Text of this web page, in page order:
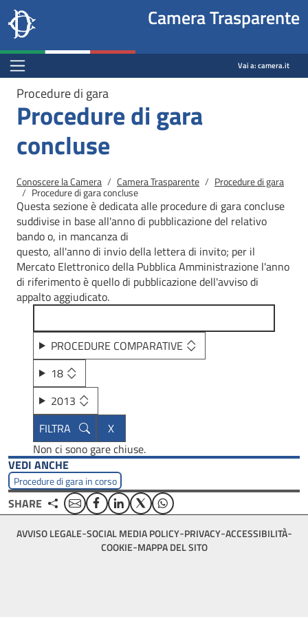
Salta al contenuto principale
Salta al menu di navigazione
Site
header
block
Camera dei deputati
Camera Trasparente
Menu Bar block
Vai a:camera.it
Procedure di gara
Procedure di gara
concluse
Briciole di pane
Conoscere la Camera Camera Trasparente Procedure di gara
Procedure di gara concluse
Questa sezione è dedicata alle procedure di gara concluse
suddivise in base all'anno di pubblicazione del relativo
bando o, in mancanza di
questo, all'anno di invio della lettera di invito; per il
Mercato Elettronico della Pubblica Amministrazione l'anno
di riferimento è quello di pubblicazione dell'avviso di
appalto aggiudicato.
PROCEDURE COMPARATIVE
18
2013
Non ci sono gare chiuse.
VEDI ANCHE
Procedure di gara in corso
SHARE EmailFacebookLinkedinTwitterWhatsApp
Footer
bottom
AVVISO LEGALE SOCIAL MEDIA POLICY PRIVACY ACCESSIBILITÀ
COOKIE MAPPA DEL SITO
Fine pagina
Salta al contenuto principale
Salta al menu di navigazione
Vai a inizio pagina